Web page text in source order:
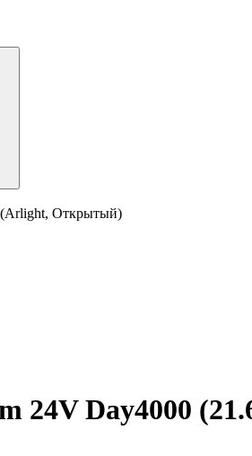
(Arlight, Открытый)
24V Day4000